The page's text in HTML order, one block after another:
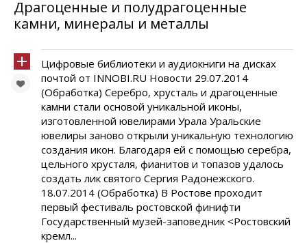
Драгоценные и полудрагоценные
камни, минералы и металлы
Цифровые библиотеки и аудиокниги на дисках
почтой от INNOBI.RU Новости 29.07.2014
(Обработка) Серебро, хрусталь и драгоценные
камни стали основой уникальной иконы,
изготовленной ювелирами Урала Уральские
ювелиры заново открыли уникальную технологию
создания икон. Благодаря ей с помощью серебра,
цельного хрусталя, фианитов и топазов удалось
создать лик святого Сергия Радонежского.
18.07.2014 (Обработка) В Ростове проходит
первый фестиваль ростовской финифти
Государственный музей-заповедник <Ростовский
кремл...